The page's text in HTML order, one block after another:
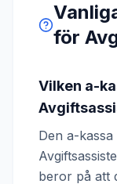
för
Vilken a-
Den a-
beror på att